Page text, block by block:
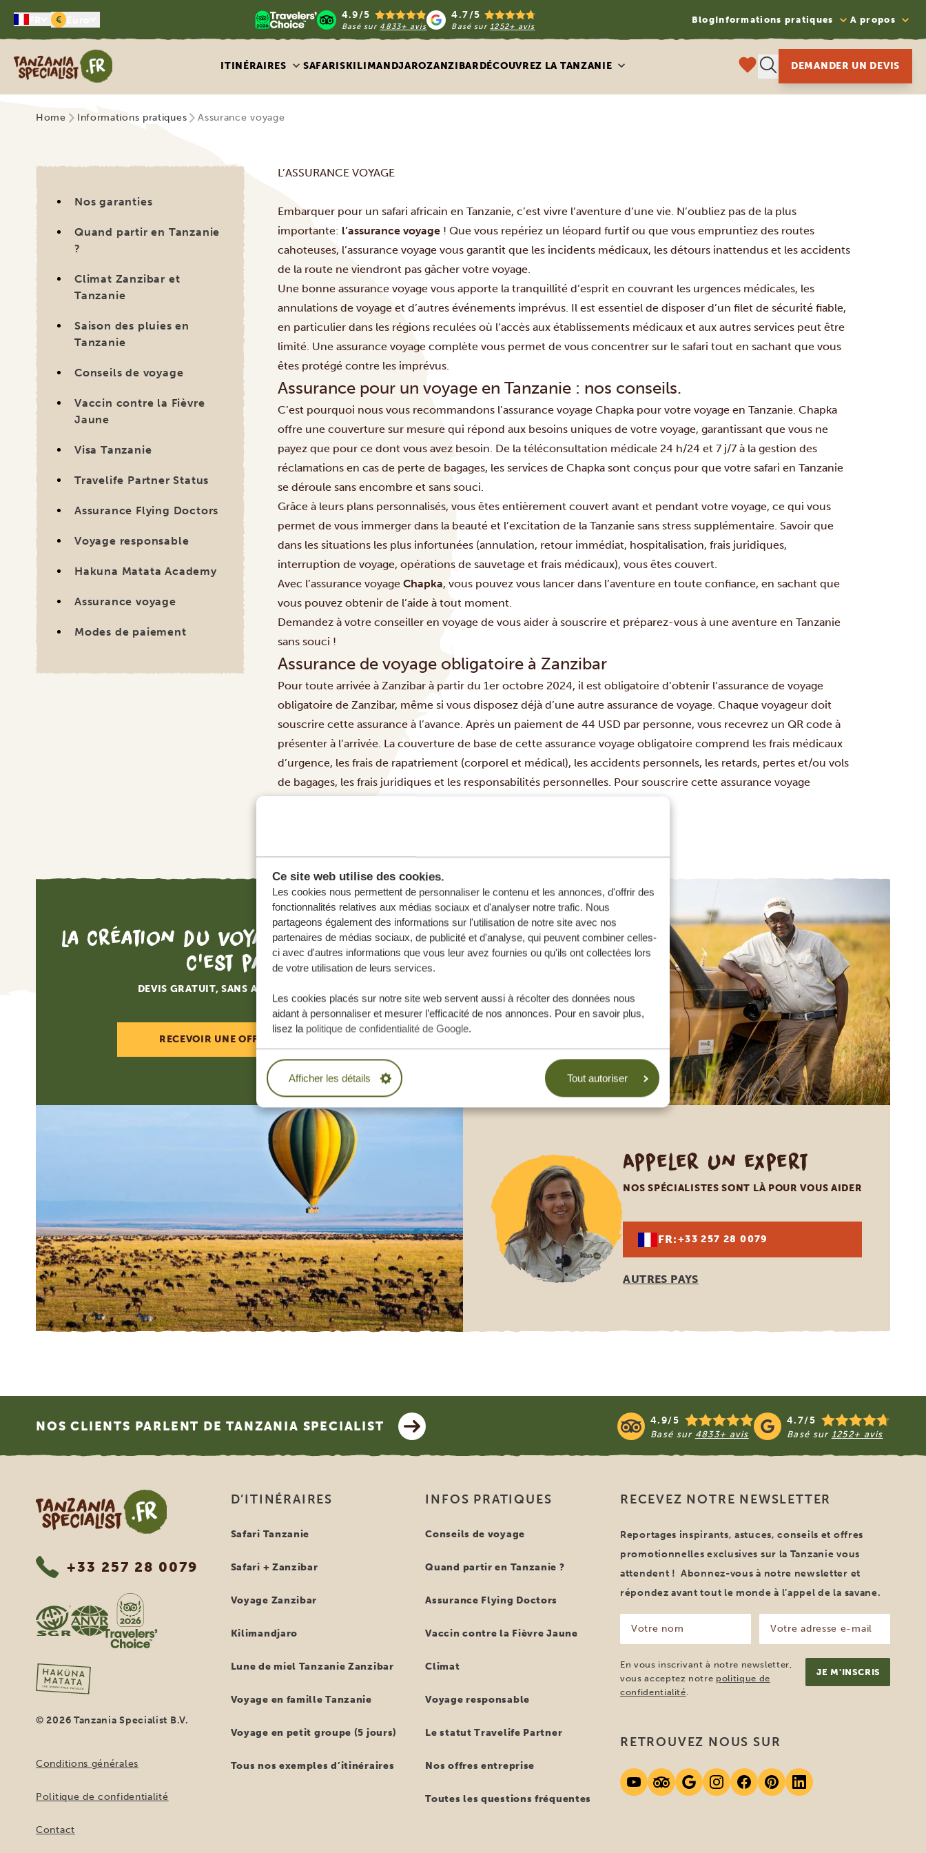
Ce site web utilise des cookies.
Les cookies nous permettent de personnaliser le contenu et les annonces, d'offrir des
fonctionnalités relatives aux médias sociaux et d'analyser notre trafic. Nous
partageons également des informations sur l'utilisation de notre site avec nos
partenaires de médias sociaux, de publicité et d'analyse, qui peuvent combiner celles-
ci avec d'autres informations que vous leur avez fournies ou qu'ils ont collectées lors
de votre utilisation de leurs services.
Les cookies placés sur notre site web servent aussi à récolter des données nous
aidant à personnaliser et mesurer l’efficacité de nos annonces. Pour en savoir plus,
lisez la politique de confidentialité de Google.
Afficher les détails Tout autoriser
€ 4.9/5
Basé sur 4833+ avis
4.7/5
Basé sur1252+ avis
BlogInformations pratiques A propos
Tanzania Specialist
ITINÉRAIRES SAFARISKILIMANDJAROZANZIBARDÉCOUVREZ LA TANZANIE DEMANDER UN DEVIS
Home Informations pratiques Assurance voyage
Nos garanties
Quand partir en Tanzanie
?
Climat Zanzibar et
Tanzanie
Saison des pluies en
Tanzanie
Conseils de voyage
Vaccin contre la Fièvre
Jaune
Visa Tanzanie
Travelife Partner Status
Assurance Flying Doctors
Voyage responsable
Hakuna Matata Academy
Assurance voyage
Modes de paiement
L’ASSURANCE VOYAGE
Embarquer pour un safari africain en Tanzanie, c’est vivre l’aventure d’une vie. N’oubliez pas de la plus
importante: l’assurance voyage ! Que vous repériez un léopard furtif ou que vous empruntiez des routes
cahoteuses, l’assurance voyage vous garantit que les incidents médicaux, les détours inattendus et les accidents
de la route ne viendront pas gâcher votre voyage.
Une bonne assurance voyage vous apporte la tranquillité d’esprit en couvrant les urgences médicales, les
annulations de voyage et d’autres événements imprévus. Il est essentiel de disposer d’un filet de sécurité fiable,
en particulier dans les régions reculées où l’accès aux établissements médicaux et aux autres services peut être
limité. Une assurance voyage complète vous permet de vous concentrer sur le safari tout en sachant que vous
êtes protégé contre les imprévus.
Assurance pour un voyage en Tanzanie : nos conseils.
C’est pourquoi nous vous recommandons l’assurance voyage Chapka pour votre voyage en Tanzanie. Chapka
offre une couverture sur mesure qui répond aux besoins uniques de votre voyage, garantissant que vous ne
payez que pour ce dont vous avez besoin. De la téléconsultation médicale 24 h/24 et 7 j/7 à la gestion des
réclamations en cas de perte de bagages, les services de Chapka sont conçus pour que votre safari en Tanzanie
se déroule sans encombre et sans souci.
Grâce à leurs plans personnalisés, vous êtes entièrement couvert avant et pendant votre voyage, ce qui vous
permet de vous immerger dans la beauté et l’excitation de la Tanzanie sans stress supplémentaire. Savoir que
dans les situations les plus infortunées (annulation, retour immédiat, hospitalisation, frais juridiques,
interruption de voyage, opérations de sauvetage et frais médicaux), vous êtes couvert.
Avec l’assurance voyageChapka, vous pouvez vous lancer dans l’aventure en toute confiance, en sachant que
vous pouvez obtenir de l’aide à tout moment.
Demandez à votre conseiller en voyage de vous aider à souscrire et préparez-vous à une aventure en Tanzanie
sans souci !
Assurance de voyage obligatoire à Zanzibar
Pour toute arrivée à Zanzibar à partir du 1er octobre 2024, il est obligatoire d’obtenir l’assurance de voyage
obligatoire de Zanzibar, même si vous disposez déjà d’une autre assurance de voyage. Chaque voyageur doit
souscrire cette assurance à l’avance. Après un paiement de 44 USD par personne, vous recevrez un QR code à
présenter à l’arrivée. La couverture de base de cette assurance voyage obligatoire comprend les frais médicaux
d’urgence, les frais de rapatriement (corporel et médical), les accidents personnels, les retards, pertes et/ou vols
de bagages, les frais juridiques et les responsabilités personnelles. Pour souscrire cette assurance voyage
La création du voyage de vos rêves,
c'est par ici.
DEVIS GRATUIT, SANS AUCUNE OBLIGATION
RECEVOIR UNE OFFRE SUR MESURE
Appeler un expert
NOS SPÉCIALISTES SONT LÀ POUR VOUS AIDER
FR:+33 257 28 0079
AUTRES PAYS
NOS CLIENTS PARLENT DE TANZANIA SPECIALIST 4.9/5
Basé sur 4833+ avis
4.7/5
Basé sur 1252+ avis
Tanzania Specialist
+33 257 28 0079
© 2026 Tanzania Specialist B.V.
Conditions générales
Politique de confidentialité
Contact
D’ITINÉRAIRES
Safari Tanzanie
Safari + Zanzibar
Voyage Zanzibar
Kilimandjaro
Lune de miel Tanzanie Zanzibar
Voyage en famille Tanzanie
Voyage en petit groupe (5 jours)
Tous nos exemples d’itinéraires
INFOS PRATIQUES
Conseils de voyage
Quand partir en Tanzanie ?
Assurance Flying Doctors
Vaccin contre la Fièvre Jaune
Climat
Voyage responsable
Le statut Travelife Partner
Nos offres entreprise
Toutes les questions fréquentes
RECEVEZ NOTRE NEWSLETTER
Reportages inspirants, astuces, conseils et offres
promotionnelles exclusives sur la Tanzanie vous
attendent ! Abonnez-vous à notre newsletter et
répondez avant tout le monde à l’appel de la savane.
nom
(Nécessaire)
adresse
e-
mail
(Nécessaire)
En vous inscrivant à notre newsletter,
vous acceptez notre politique de
confidentialité.
RETROUVEZ NOUS SUR